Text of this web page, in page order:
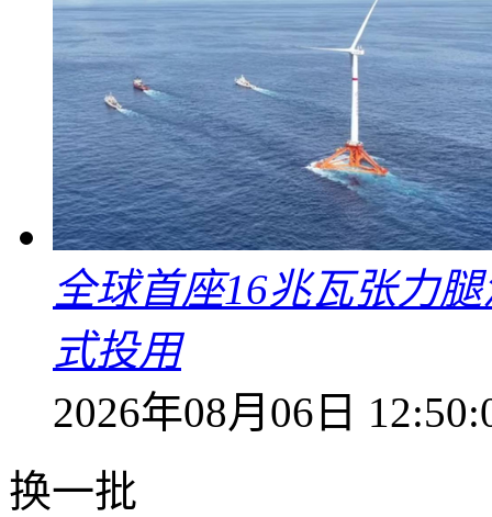
全球首座16兆瓦张力
式投用
2026年08月06日
换一批